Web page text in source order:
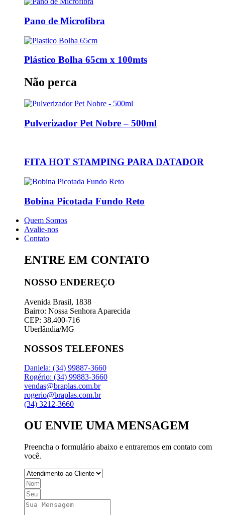
Pano de Microfibra
Plástico Bolha 65cm x 100mts
Não perca
Pulverizador Pet Nobre – 500ml
FITA HOT STAMPING PARA DATADOR
Bobina Picotada Fundo Reto
Quem Somos
Avalie-nos
Contato
ENTRE EM CONTATO
NOSSO ENDEREÇO
Avenida Brasil, 1838
Bairro: Nossa Senhora Aparecida
CEP: 38.400-716
Uberlândia/MG
NOSSOS TELEFONES
Daniela: (34) 99887-3660
Rogério: (34) 99883-3660
vendas@braplas.com.br
rogerio@braplas.com.br
(34) 3212-3660
OU ENVIE UMA MENSAGEM
Preencha o formulário abaixo e entraremos em contato com
você.